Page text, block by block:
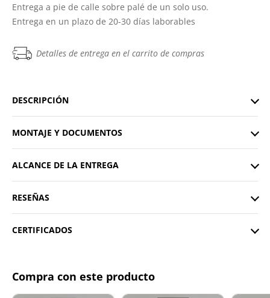
Entrega a pie de calle sobre palé de un solo uso.
Entrega en un plazo de 20-30 días laborables
Detalles de entrega en el carrito de compras
DESCRIPCIÓN
MONTAJE Y DOCUMENTOS
ALCANCE DE LA ENTREGA
RESEÑAS
CERTIFICADOS
Compra con este producto